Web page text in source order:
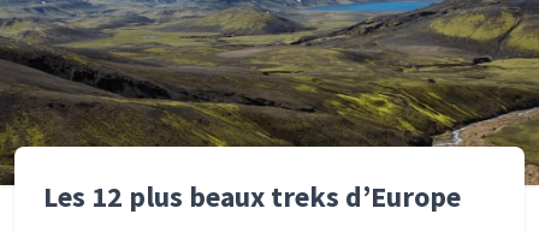
Les 12 plus beaux treks d’Europe